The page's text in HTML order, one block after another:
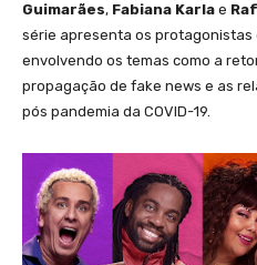
Guimarães, Fabiana Karla e
série apresenta os protagonistas
envolvendo os temas como a
propagação de fake news e as
pós pandemia da COVID-19.